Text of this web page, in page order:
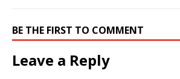
BE THE FIRST TO COMMENT
Leave a Reply